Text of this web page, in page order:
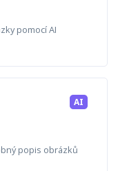
pomocí AI
AI
popis obrázků